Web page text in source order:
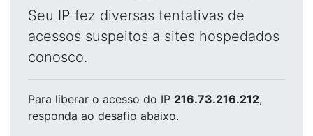
Seu IP fez diversas tentativas de
acessos suspeitos a sites hospedados
conosco.
Para liberar o acesso do IP 216.73.216.212,
responda ao desafio abaixo.